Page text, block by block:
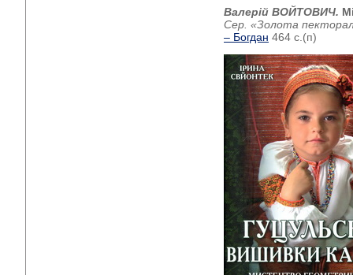
Валерій ВОЙТОВИЧ.
Сер. «Золота
– Богдан 464 с.(п)